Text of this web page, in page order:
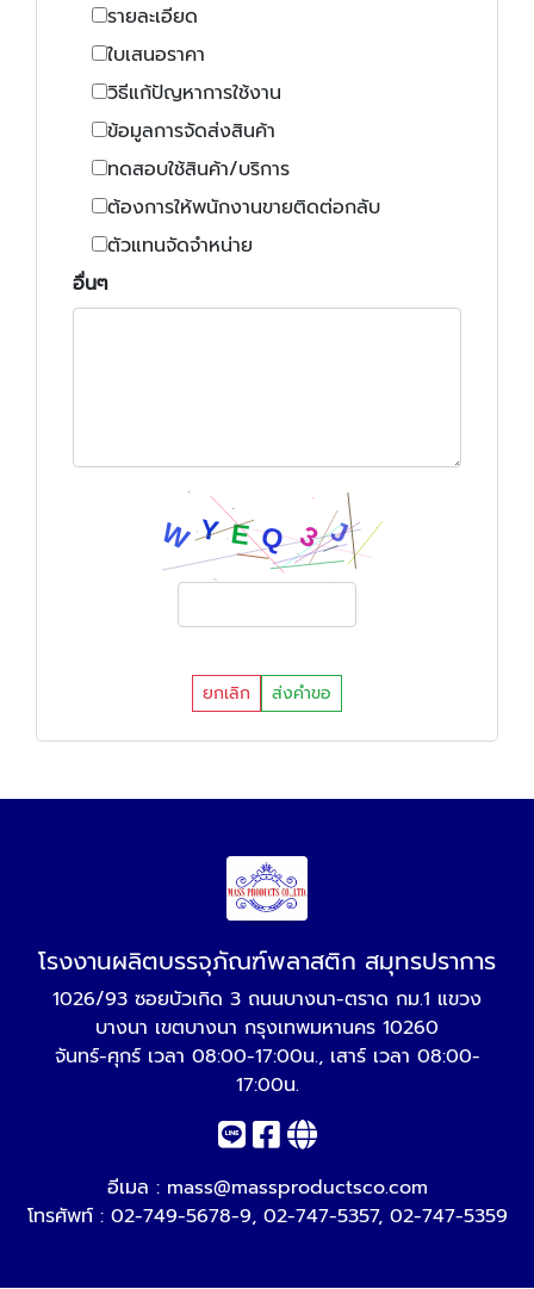
รายละเอียด
ใบเสนอราคา
วิธีแก้ปัญหาการใช้งาน
ข้อมูลการจัดส่งสินค้า
ทดสอบใช้สินค้า/บริการ
ต้องการให้พนักงานขายติดต่อกลับ
ตัวแทนจัดจำหน่าย
อื่นๆ
ยกเลิก ส่งคำขอ
โรงงานผลิตบรรจุภัณฑ์พลาสติก สมุทรปราการ
1026/93 ซอยบัวเกิด 3 ถนนบางนา-ตราด กม.1 แขวง
บางนา เขตบางนา กรุงเทพมหานคร 10260
จันทร์-ศุกร์ เวลา 08:00-17:00น., เสาร์ เวลา 08:00-
17:00น.
อีเมล : mass@massproductsco.com
โทรศัพท์ : 02-749-5678-9, 02-747-5357, 02-747-5359